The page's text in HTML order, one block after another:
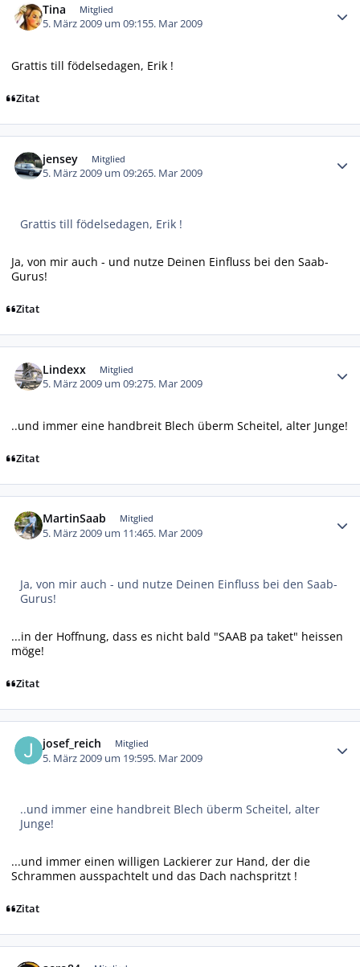
Tina Mitglied
5. März 2009 um 09:155. Mar 2009
Grattis till födelsedagen, Erik !
Zitat
jensey Mitglied
5. März 2009 um 09:265. Mar 2009
Grattis till födelsedagen, Erik !
Ja, von mir auch - und nutze Deinen Einfluss bei den Saab-
Gurus!
Zitat
Lindexx Mitglied
5. März 2009 um 09:275. Mar 2009
..und immer eine handbreit Blech überm Scheitel, alter Junge!
Zitat
MartinSaab Mitglied
5. März 2009 um 11:465. Mar 2009
Ja, von mir auch - und nutze Deinen Einfluss bei den Saab-
Gurus!
...in der Hoffnung, dass es nicht bald "SAAB pa taket" heissen
möge!
Zitat
josef_reich Mitglied
5. März 2009 um 19:595. Mar 2009
..und immer eine handbreit Blech überm Scheitel, alter
Junge!
...und immer einen willigen Lackierer zur Hand, der die
Schrammen ausspachtelt und das Dach nachspritzt !
Zitat